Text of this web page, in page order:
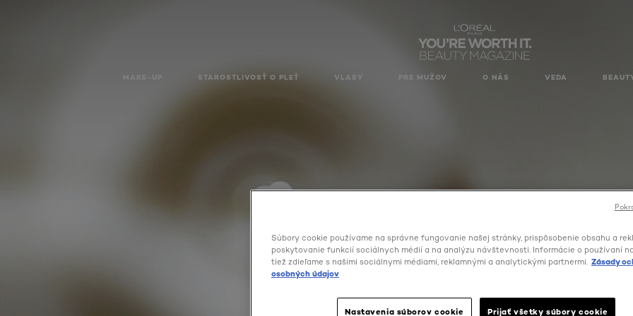
STAROSTLIVOSŤ O PLEŤ VLASY PRE MUŽOV O NÁS VEDA
Súbory cookie používame na správne fungovanie našej stránky, prispôsobenie obsahu a
poskytovanie funkcií sociálnych médií a na analýzu návštevnosti. Informácie o používaní
tiež zdieľame s našimi sociálnymi médiami, reklamnými a analytickými partnermi. Zásady
osobných údajov
Nastavenia súborov cookie Prijať všetky súbory cookie